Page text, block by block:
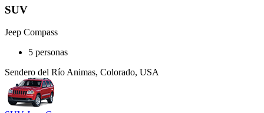
SUV
Jeep Compass
5 personas
Sendero del Río Animas, Colorado, USA